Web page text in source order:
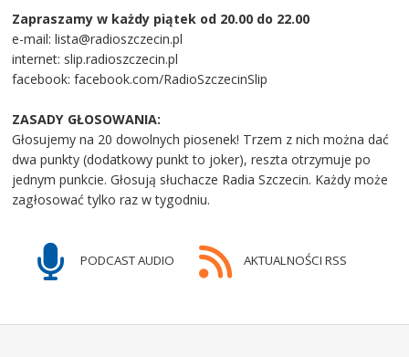
Zapraszamy w każdy piątek od 20.00 do 22.00
e-mail: lista@radioszczecin.pl
internet: slip.radioszczecin.pl
facebook: facebook.com/RadioSzczecinSlip
ZASADY GŁOSOWANIA:
Głosujemy na 20 dowolnych piosenek! Trzem z nich można dać
dwa punkty (dodatkowy punkt to joker), reszta otrzymuje po
jednym punkcie. Głosują słuchacze Radia Szczecin. Każdy może
zagłosować tylko raz w tygodniu.
PODCAST AUDIO AKTUALNOŚCI RSS